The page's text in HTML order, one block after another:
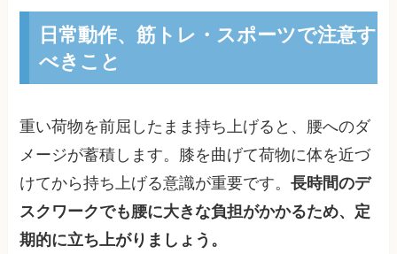
日常動作、筋トレ・スポーツで注意す
べきこと
重い荷物を前屈したまま持ち上げると、腰へのダ
メージが蓄積します。膝を曲げて荷物に体を近づ
けてから持ち上げる意識が重要です。長時間のデ
スクワークでも腰に大きな負担がかかるため、定
期的に立ち上がりましょう。